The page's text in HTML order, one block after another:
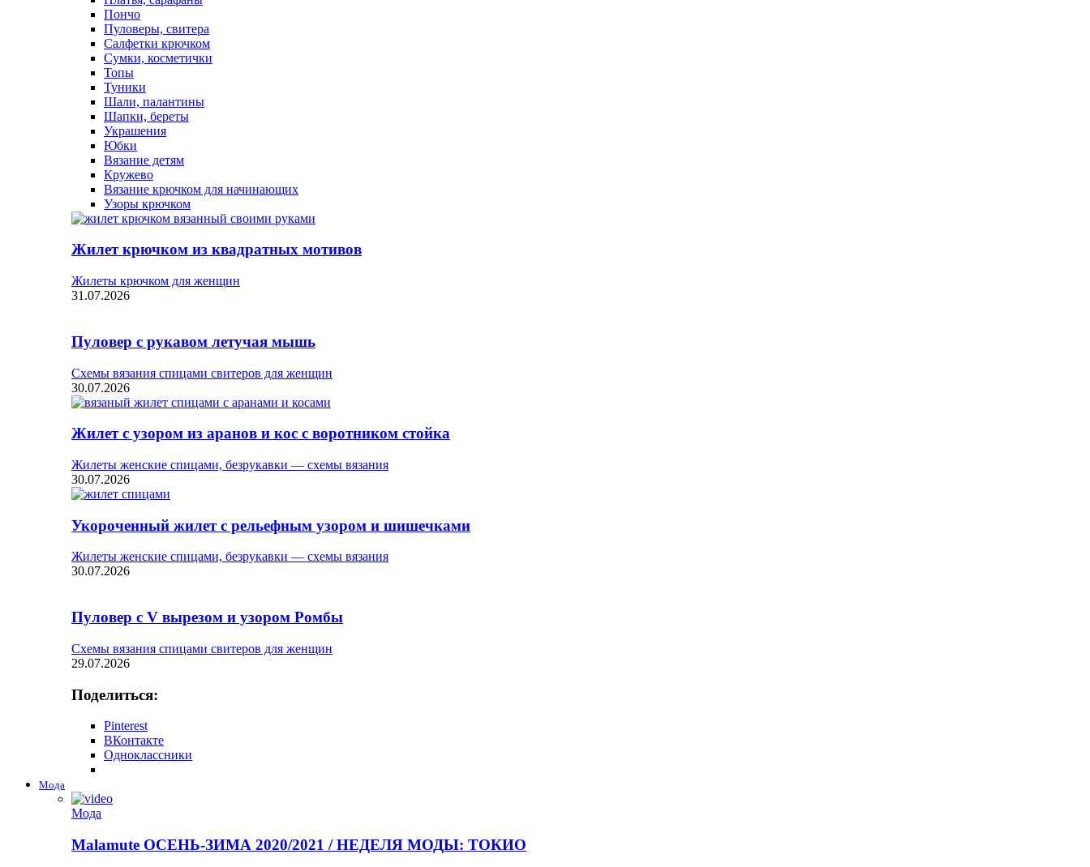
Пончо
Пуловеры, свитера
Салфетки крючком
Сумки, косметички
Топы
Туники
Шали, палантины
Шапки, береты
Украшения
Юбки
Вязание детям
Кружево
Вязание крючком для начинающих
Узоры крючком
Жилет крючком из квадратных мотивов
Жилеты крючком для женщин
31.07.2026
Пуловер с рукавом летучая мышь
Схемы вязания спицами свитеров для женщин
30.07.2026
Жилет с узором из аранов и кос с воротником стойка
Жилеты женские спицами, безрукавки — схемы вязания
30.07.2026
Укороченный жилет с рельефным узором и шишечками
Жилеты женские спицами, безрукавки — схемы вязания
30.07.2026
Пуловер с V вырезом и узором Ромбы
Схемы вязания спицами свитеров для женщин
29.07.2026
Поделиться:
Pinterest
ВКонтакте
Одноклассники
Мода
Мода
Malamute ОСЕНЬ-ЗИМА 2020/2021 / НЕДЕЛЯ МОДЫ: ТОКИО